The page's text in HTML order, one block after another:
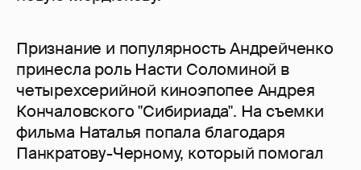
Признание и популярность Андрейченко
принесла роль Насти Соломиной в
четырехсерийной киноэпопее Андрея
Кончаловского "Сибириада". На съемки
фильма Наталья попала благодаря
Панкратову-Черному, который помогал